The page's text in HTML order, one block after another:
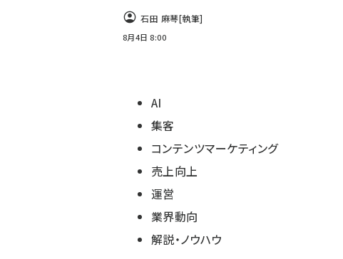
石田 麻琴[執筆]
8月4日 8:00
AI
集客
コンテンツマーケティング
売上向上
運営
業界動向
解説・ノウハウ